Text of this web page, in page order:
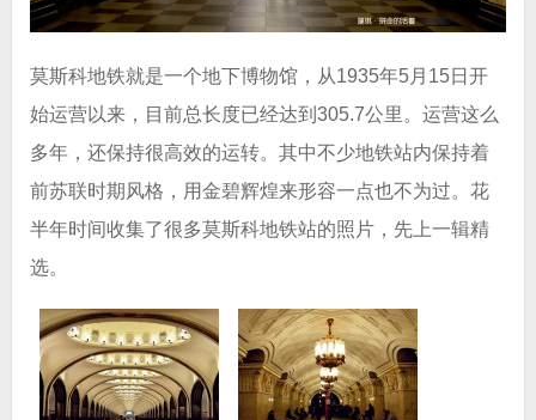
莫斯科地铁就是一个地下博物馆，从1935年5月15日开
始运营以来，目前总长度已经达到305.7公里。运营这么
多年，还保持很高效的运转。其中不少地铁站内保持着
前苏联时期风格，用金碧辉煌来形容一点也不为过。花
半年时间收集了很多莫斯科地铁站的照片，先上一辑精
选。